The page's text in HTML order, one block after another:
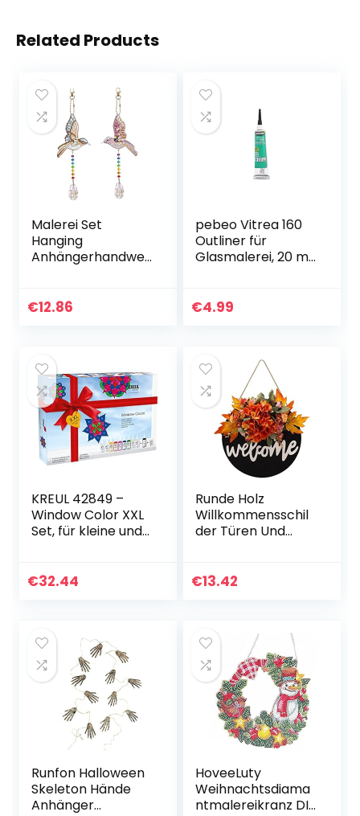
Related Products
Malerei Set
Hanging
Anhängerhandwer
Bohrer Bitkristall
€12.86
pebeo Vitrea 160
Outliner für
Glasmalerei, 20 ml,
€4.99
KREUL 42849 –
Window Color XXL
Set, für kleine und
Fenstermalfarben,
€32.44
Runde Holz
Willkommensschil
der Türen Und
Garland Herbst
Vorräte
€13.42
Runfon Halloween
Skeleton Hände
Anhänger
HoveeLuty
Weihnachtsdiama
ntmalereikranz DIY